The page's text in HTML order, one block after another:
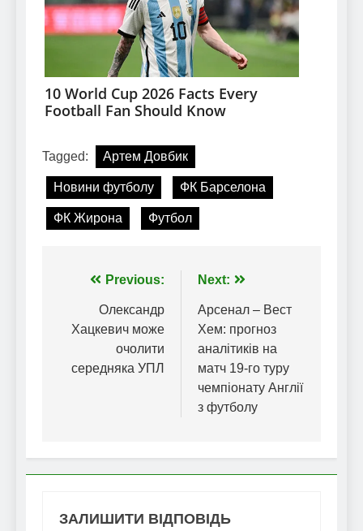
Tagged: Артем Довбик
Новини футболу ФК Барселона
ФК Жирона Футбол
Навігація
записів
Previous:
Олександр
Хацкевич може
очолити
середняка УПЛ
Next:
Арсенал – Вест
Хем: прогноз
аналітиків на
матч 19-го туру
чемпіонату Англії
з футболу
ЗАЛИШИТИ ВІДПОВІДЬ